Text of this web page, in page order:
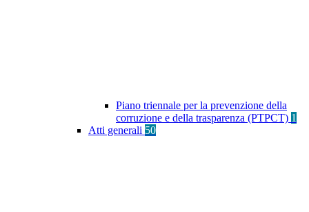
Piano triennale per la prevenzione della
corruzione e della trasparenza (PTPCT) 1
Atti generali 50